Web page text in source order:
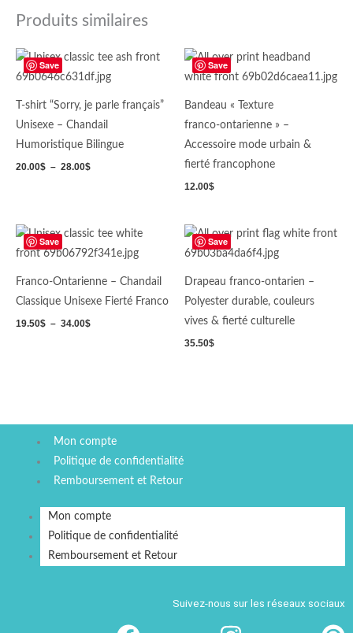
Produits similaires
Save
T-shirt “Sorry, je parle français”
Unisexe – Chandail
Humoristique Bilingue
20.00$ – 28.00$
Plage
prix :
à
Save
Bandeau « Texture
franco‑ontarienne » –
Accessoire mode urbain &
fierté francophone
12.00$
Save
Franco-Ontarienne – Chandail
Classique Unisexe Fierté Franco
19.50$ – 34.00$
Plage
prix :
à
Save
Drapeau franco‑ontarien –
Polyester durable, couleurs
vives & fierté culturelle
35.50$
Mon compte
Politique de confidentialité
Remboursement et Retour
Mon compte
Politique de confidentialité
Remboursement et Retour
Suivez-nous sur les réseaux sociaux